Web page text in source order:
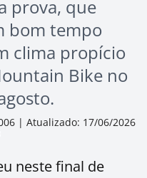
prova, que
bom tempo
clima propício
Bike no
| Atualizado: 17/06/2026
neste final de